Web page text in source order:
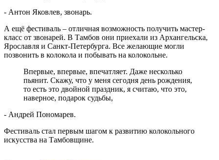
- Антон Яковлев, звонарь.
А ещё фестиваль – отличная возможность получить мастер-
класс от звонарей. В Тамбов они приехали из Архангельска,
Ярославля и Санкт-Петербурга. Все желающие могли
позвонить в колокола и побывать на колокольне.
Впервые, впервые, впечатляет. Даже несколько
пьянит. Скажу, что у меня сегодня день рождения,
то есть это двойной праздник, я считаю, что это,
наверное, подарок судьбы,
- Андрей Пономарев.
Фестиваль стал первым шагом к развитию колокольного
искусства на Тамбовщине.